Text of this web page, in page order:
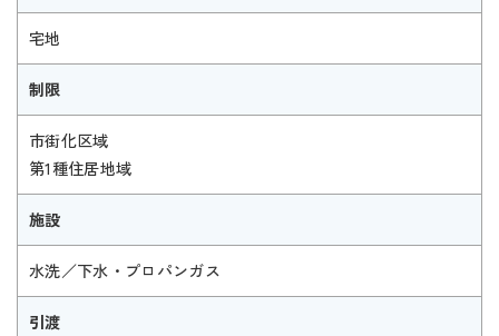
宅地
制限
市街化区域
第1種住居地域
施設
水洗／下水・プロパンガス
引渡